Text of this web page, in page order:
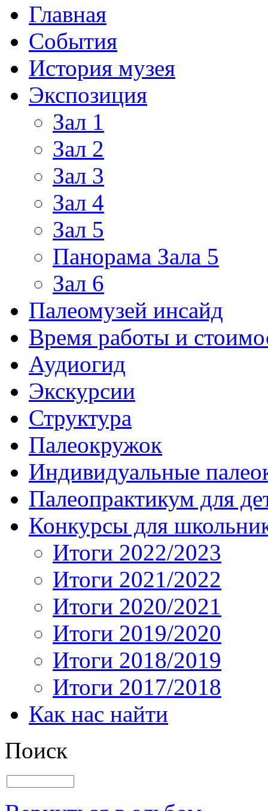
Главная
События
История музея
Экспозиция
Зал 1
Зал 2
Зал 3
Зал 4
Зал 5
Панорама Зала 5
Зал 6
Палеомузей инсайд
Время работы и
Аудиогид
Экскурсии
Структура
Палеокружок
Индивидуальные
Палеопрактикум для
Конкурсы для
Итоги 2022/2023
Итоги 2021/2022
Итоги 2020/2021
Итоги 2019/2020
Итоги 2018/2019
Итоги 2017/2018
Как нас найти
Поиск